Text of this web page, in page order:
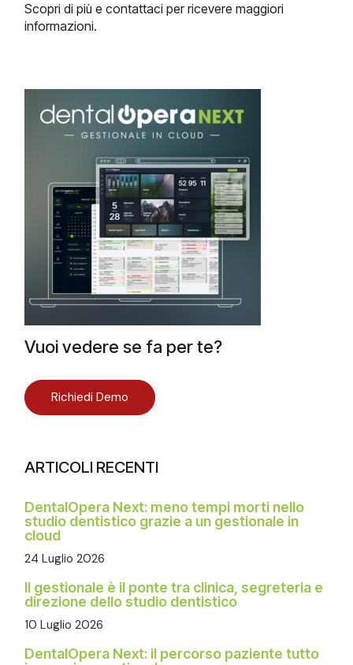
Scopri di più e contattaci per ricevere maggiori
informazioni.
Vuoi vedere se fa per te?
Richiedi Demo
ARTICOLI RECENTI
DentalOpera Next: meno tempi morti nello
studio dentistico grazie a un gestionale in
cloud
24 Luglio 2026
Il gestionale è il ponte tra clinica, segreteria e
direzione dello studio dentistico
10 Luglio 2026
DentalOpera Next: il percorso paziente tutto